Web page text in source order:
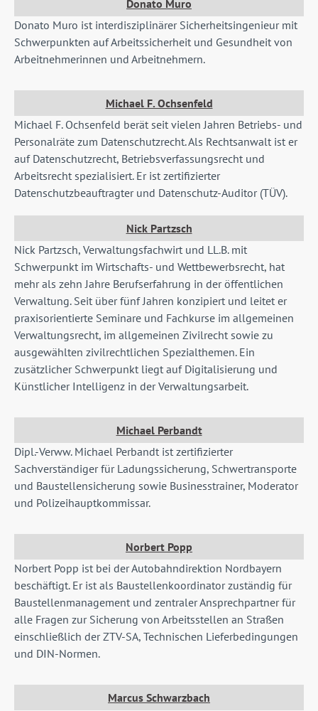
Donato Muro
Donato Muro ist interdisziplinärer Sicherheitsingenieur mit
Schwerpunkten auf Arbeitssicherheit und Gesundheit von
Arbeitnehmerinnen und Arbeitnehmern.
Michael F. Ochsenfeld
Michael F. Ochsenfeld berät seit vielen Jahren Betriebs- und
Personalräte zum Datenschutzrecht. Als Rechtsanwalt ist er
auf Datenschutzrecht, Betriebsverfassungsrecht und
Arbeitsrecht spezialisiert. Er ist zertifizierter
Datenschutzbeauftragter und Datenschutz-Auditor (TÜV).
Nick Partzsch
Nick Partzsch, Verwaltungsfachwirt und LL.B. mit
Schwerpunkt im Wirtschafts- und Wettbewerbsrecht, hat
mehr als zehn Jahre Berufserfahrung in der öffentlichen
Verwaltung. Seit über fünf Jahren konzipiert und leitet er
praxisorientierte Seminare und Fachkurse im allgemeinen
Verwaltungsrecht, im allgemeinen Zivilrecht sowie zu
ausgewählten zivilrechtlichen Spezialthemen. Ein
zusätzlicher Schwerpunkt liegt auf Digitalisierung und
Künstlicher Intelligenz in der Verwaltungsarbeit.
Michael Perbandt
Dipl.-Verww. Michael Perbandt ist zertifizierter
Sachverständiger für Ladungssicherung, Schwertransporte
und Baustellensicherung sowie Businesstrainer, Moderator
und Polizeihauptkommissar.
Norbert Popp
Norbert Popp ist bei der Autobahndirektion Nordbayern
beschäftigt. Er ist als Baustellenkoordinator zuständig für
Baustellenmanagement und zentraler Ansprechpartner für
alle Fragen zur Sicherung von Arbeitsstellen an Straßen
einschließlich der ZTV-SA, Technischen Lieferbedingungen
und DIN-Normen.
Marcus Schwarzbach